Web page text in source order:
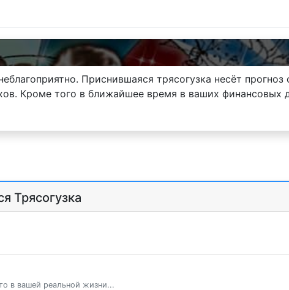
Приснившаяся трясогузка несёт
Кроме того в ближайшее время в ваших финансовых
Трясогузка
в вашей реальной жизни...